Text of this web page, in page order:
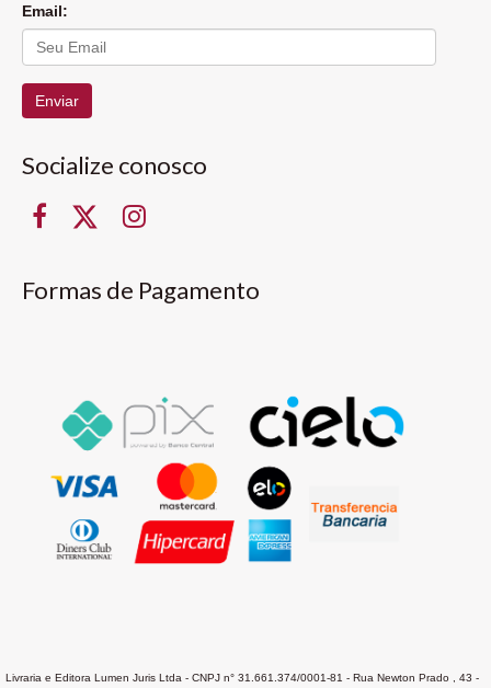
Email:
Enviar
Socialize conosco
Formas de Pagamento
Livraria e Editora Lumen Juris Ltda - CNPJ n° 31.661.374/0001-81 - Rua Newton Prado , 43 -